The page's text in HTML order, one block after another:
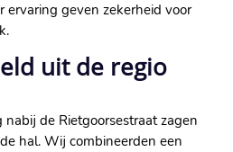
ervaring geven zekerheid voor
uit de regio
de Rietgoorsestraat zagen
hal.​ Wij combineerden een